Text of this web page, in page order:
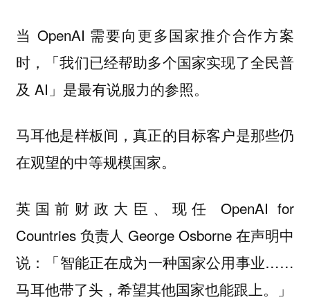
当 OpenAI 需要向更多国家推介合作方案
时，「我们已经帮助多个国家实现了全民普
及 AI」是最有说服力的参照。
马耳他是样板间，真正的目标客户是那些仍
在观望的中等规模国家。
英国前财政大臣、现任 OpenAI for
Countries 负责人 George Osborne 在声明中
说：「智能正在成为一种国家公用事业……
马耳他带了头，希望其他国家也能跟上。」